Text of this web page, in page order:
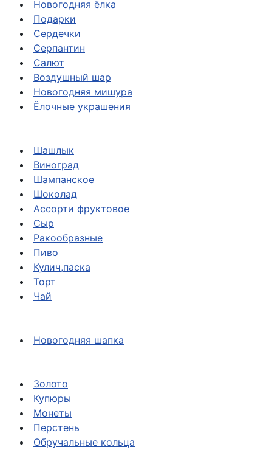
Новогодняя ёлка
Подарки
Сердечки
Серпантин
Салют
Воздушный шар
Новогодняя мишура
Ёлочные украшения
Шашлык
Виноград
Шампанское
Шоколад
Ассорти фруктовое
Сыр
Ракообразные
Пиво
Кулич,паска
Торт
Чай
Новогодняя шапка
Золото
Купюры
Монеты
Перстень
Обручальные кольца